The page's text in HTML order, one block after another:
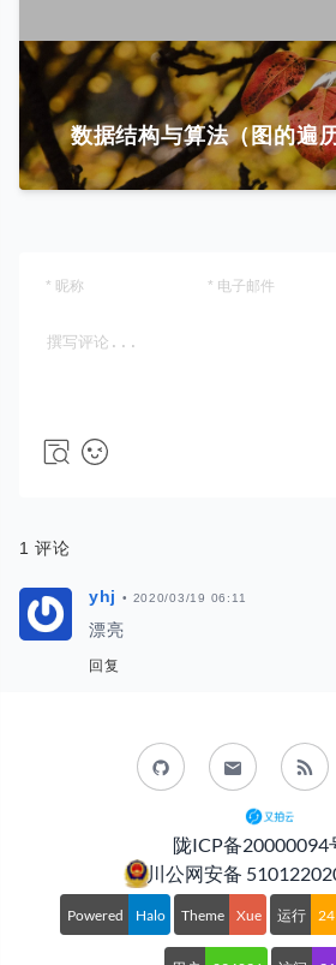
数据结构与算法（图的遍
陇ICP备20000094
川公网安备
Powered Halo Theme Xue 运行